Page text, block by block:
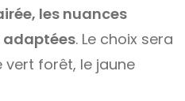
les nuances
adaptées. Le choix sera
vert forêt, le jaune